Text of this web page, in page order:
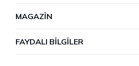
MAGAZIN
FAYDALI BILGILER